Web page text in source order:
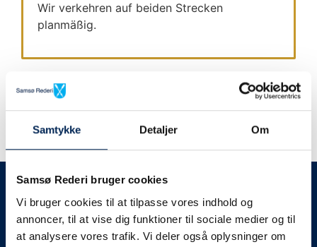
Samtykke Detaljer Om
Samsø Rederi bruger cookies
Vi bruger cookies til at tilpasse vores indhold og
annoncer, til at vise dig funktioner til sociale medier og til
at analysere vores trafik. Vi deler også oplysninger om
Wir verkehren auf beiden Strecken
planmäßig.
Wir geben immer Bescheid
Wir werden Sie